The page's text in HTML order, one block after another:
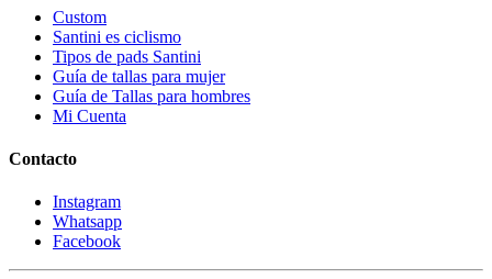
Custom
Santini es ciclismo
Tipos de pads Santini
Guía de tallas para mujer
Guía de Tallas para hombres
Mi Cuenta
Contacto
Instagram
Whatsapp
Facebook